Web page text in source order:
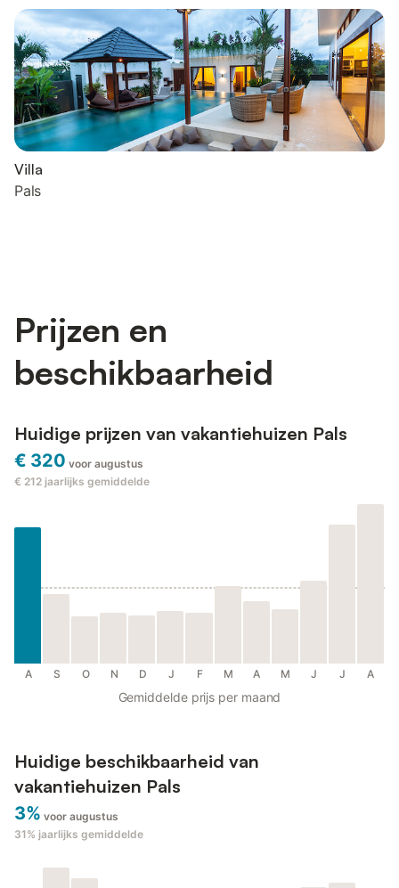
Villa
Pals
Prijzen en
beschikbaarheid
Huidige prijzen van vakantiehuizen Pals
€ 320 voor augustus
€ 212 jaarlijks gemiddelde
A S O N D J F M A M J J A
Gemiddelde prijs per maand
Huidige beschikbaarheid van
vakantiehuizen Pals
3% voor augustus
31% jaarlijks gemiddelde